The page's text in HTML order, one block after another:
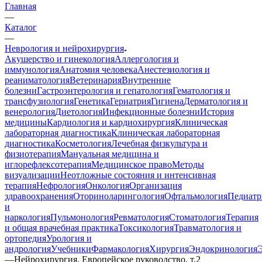
Главная
—
Каталог
—
Неврология и нейрохирургия
Акушерство и гинекологияАллергология и
иммунологияАнатомия человекаАнестезиология и
реаниматологияВетеринарияВнутренние
болезниГастроэнтерология и гепатологияГематология и
трансфузиологияГенетикаГериатрияГигиенаДерматология и
венерологияДиетологияИнфекционные болезниИстория
медициныКардиология и кардиохирургияКлиническая
лабораторная диагностикаКлиническая лабораторная
диагностикаКосметологияЛечебная физкультура и
физиотерапияМануальная медицина и
иглорефлексотерапияМедицинское правоМетоды
визуализацииНеотложные состояния и интенсивная
терапияНефрологияОнкологияОрганизация
здравоохраненияОториноларингологияОфтальмология
и
наркологияПульмонологияРевматологияСтоматологияТерапия
и общая врачебная практикаТоксикологияТравматология и
ортопедияУрология и
андрологияУчебникиФармакологияХирургияЭндокринология
—Нейрохирургия. Европейское руководство, т.2